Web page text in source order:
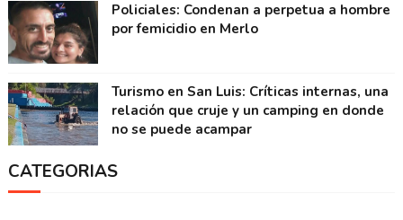
Policiales: Condenan a perpetua a hombre
por femicidio en Merlo
Turismo en San Luis: Críticas internas, una
relación que cruje y un camping en donde
no se puede acampar
CATEGORIAS